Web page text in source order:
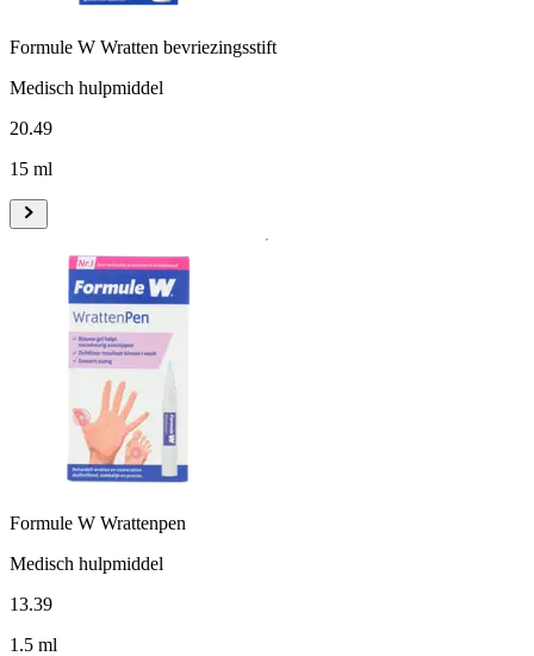
Formule W Wratten bevriezingsstift
Medisch hulpmiddel
20.49
15 ml
Formule W Wrattenpen
Medisch hulpmiddel
13.39
1.5 ml